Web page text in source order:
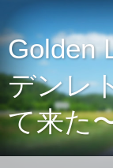
Golden
デンレ
て来た